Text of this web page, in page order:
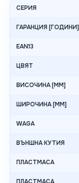
СЕРИЯ
ГАРАНЦИЯ [ГОДИНИ]
EAN13
ЦВЯТ
ВИСОЧИНА [MM]
ШИРОЧИНА [MM]
WAGA
ВЪНШНА КУТИЯ
ПЛАСТМАСА